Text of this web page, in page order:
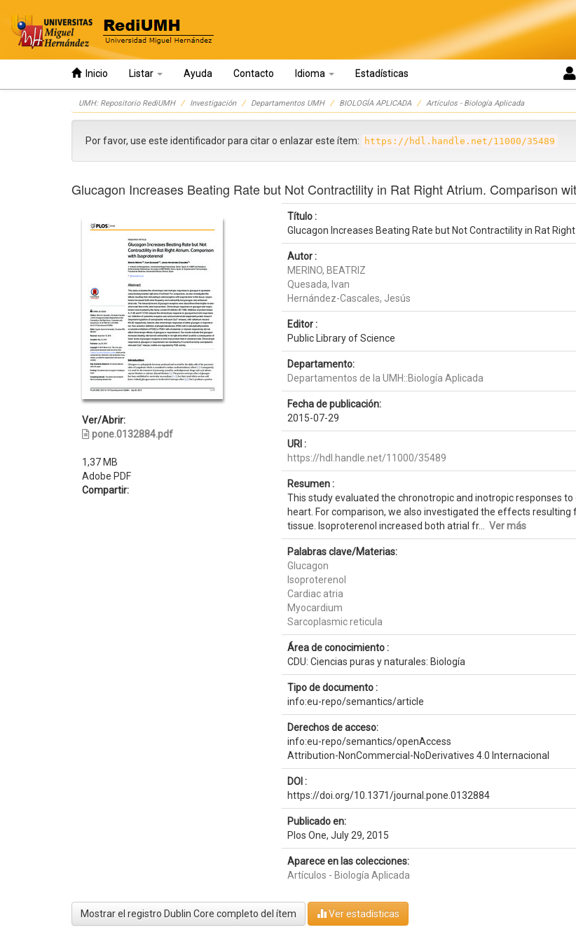
Inicio Listar Ayuda Contacto Idioma Estadísticas
UMH: Repositorio RediUMH Investigación Departamentos UMH BIOLOGÍA APLICADA Artículos - Biología Aplicada
Por favor, use este identificador para citar o enlazar este ítem: https://hdl.handle.net/11000/35489
Glucagon Increases Beating Rate but Not Contractility in Rat Right Atrium. Comparison
Ver/Abrir:
pone.0132884.pdf
1,37 MB
Adobe PDF
Compartir:
Título :
Glucagon Increases Beating Rate but Not Contractility in Rat
Autor :
MERINO, BEATRIZ
Quesada, Ivan
Hernández-Cascales, Jesús
Editor :
Public Library of Science
Departamento:
Departamentos de la UMH::Biología Aplicada
Fecha de publicación:
2015-07-29
URI :
https://hdl.handle.net/11000/35489
Resumen :
This study evaluated the chronotropic and inotropic responses
heart. For comparison, we also investigated the effects
tissue. Isoproterenol increased both atrial fr... Ver más
Palabras clave/Materias:
Glucagon
Isoproterenol
Cardiac atria
Myocardium
Sarcoplasmic reticula
Área de conocimiento :
CDU: Ciencias puras y naturales: Biología
Tipo de documento :
info:eu-repo/semantics/article
Derechos de acceso:
info:eu-repo/semantics/openAccess
Attribution-NonCommercial-NoDerivatives 4.0 Internacional
DOI :
https://doi.org/10.1371/journal.pone.0132884
Publicado en:
Plos One, July 29, 2015
Aparece en las colecciones:
Artículos - Biología Aplicada
Mostrar el registro Dublin Core completo del ítem Ver estadísticas